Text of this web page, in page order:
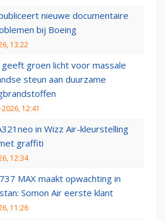
nieuwe documentaire
bij Boeing
13:22
geeft groen licht voor massale
steun aan duurzame
12:41
in Wizz Air-kleurstelling
graffiti
12:34
MAX maakt opwachting in
Somon Air eerste klant
11:26